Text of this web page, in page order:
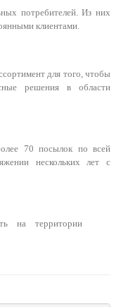
потребителей. Из них
клиентами.
для того, чтобы
решения в области
70 посылок по всей
нескольких лет с
на территории